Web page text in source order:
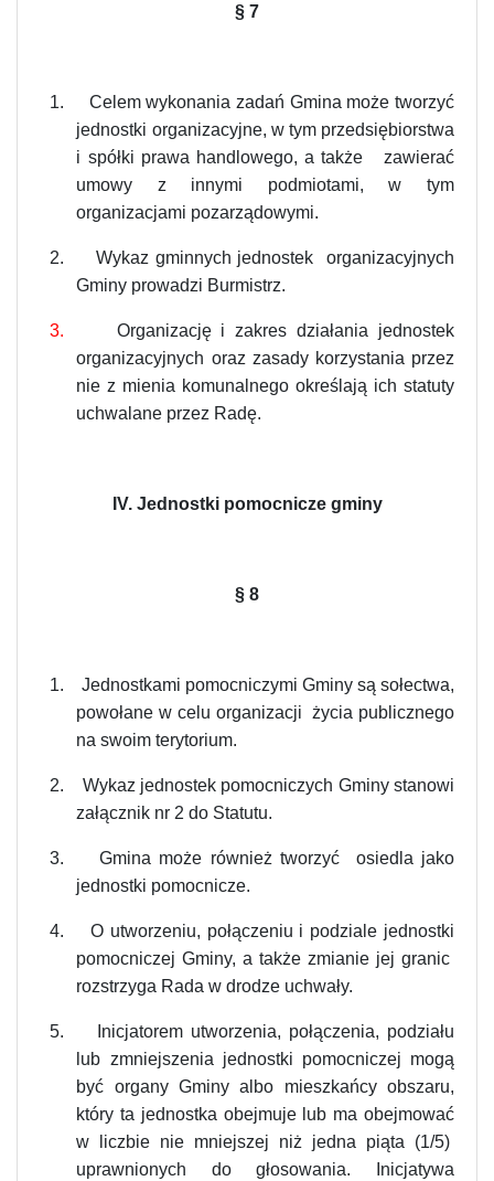
§ 7
1.
Celem wykonania zadań Gmina może tworzyć
jednostki organizacyjne, w tym przedsiębiorstwa
i spółki prawa handlowego, a także zawierać
umowy z innymi podmiotami, w tym
organizacjami pozarządowymi.
2.
Wykaz gminnych jednostek organizacyjnych
Gminy prowadzi Burmistrz.
3.
Organizację i zakres działania jednostek
organizacyjnych oraz zasady korzystania przez
nie z mienia komunalnego określają ich statuty
uchwalane przez Radę.
IV. Jednostki pomocnicze gminy
§ 8
1.
Jednostkami pomocniczymi Gminy są sołectwa,
powołane w celu organizacji życia publicznego
na swoim terytorium.
2.
Wykaz jednostek pomocniczych Gminy stanowi
załącznik nr 2 do Statutu.
3.
Gmina może również tworzyć osiedla jako
jednostki pomocnicze.
4.
O utworzeniu, połączeniu i podziale jednostki
pomocniczej Gminy, a także zmianie jej granic
rozstrzyga Rada w drodze uchwały.
5.
Inicjatorem utworzenia, połączenia, podziału
lub zmniejszenia jednostki pomocniczej mogą
być organy Gminy albo mieszkańcy obszaru,
który ta jednostka obejmuje lub ma obejmować
w liczbie nie mniejszej niż jedna piąta (1/5)
uprawnionych do głosowania. Inicjatywa